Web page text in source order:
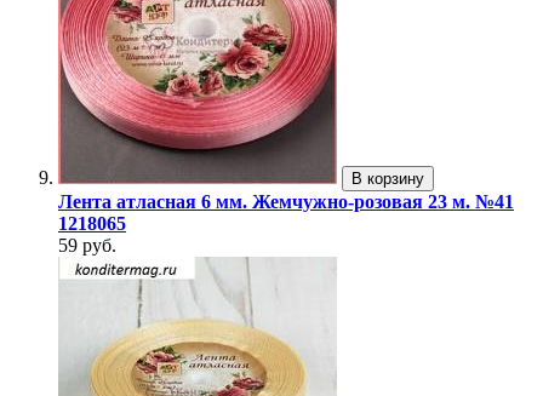
В корзину
Лента атласная 6 мм. Жемчужно-розовая 23 м. №41
1218065
59 руб.